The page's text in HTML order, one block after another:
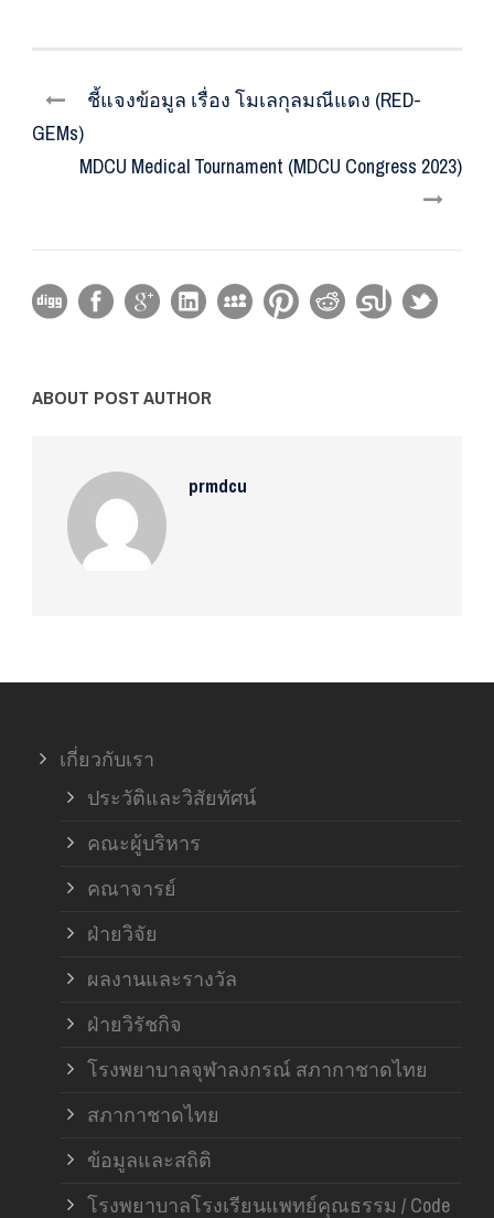
ชี้แจงข้อมูล เรื่อง โมเลกุลมณีแดง (RED-
GEMs)
MDCU Medical Tournament (MDCU Congress 2023)
ABOUT POST AUTHOR
prmdcu
เกี่ยวกับเรา
ประวัติและวิสัยทัศน์
คณะผู้บริหาร
คณาจารย์
ฝ่ายวิจัย
ผลงานและรางวัล
ฝ่ายวิรัชกิจ
โรงพยาบาลจุฬาลงกรณ์ สภากาชาดไทย
สภากาชาดไทย
ข้อมูลและสถิติ
โรงพยาบาลโรงเรียนแพทย์คุณธรรม / Code